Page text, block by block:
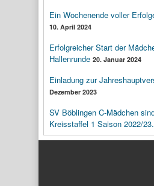
Ein Wochenende voller
10. April 2024
Erfolgreicher Start der
Hallenrunde 20. Januar 2024
Einladung zur
Dezember 2023
SV Böblingen C-Mädchen
Kreisstaffel 1 Saison 2022/23.